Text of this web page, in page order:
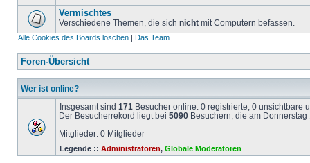
Vermischtes
Verschiedene Themen, die sich nicht mit Computern befassen.
Alle Cookies des Boards löschen | Das Team
Foren-Übersicht
Wer ist online?
Insgesamt sind 171 Besucher online: 0 registrierte, 0 unsichtbare
Der Besucherrekord liegt bei 5090 Besuchern, die am
Mitglieder: 0 Mitglieder
Legende :: Administratoren, Globale Moderatoren